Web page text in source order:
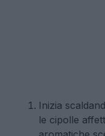
Inizia
le cipolle